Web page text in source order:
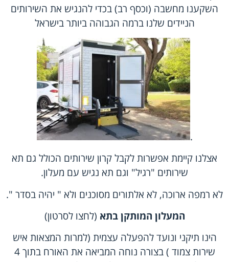
השקענו מחשבה (וכסף רב) בכדי להנגיש את השירותים
הניידים שלנו ברמה הגבוהה ביותר בישראל
.
אצלנו קיימת אפשרות לקבל קרון שירותים הכולל גם תא
שירותים "רגיל" וגם תא נגיש עם מעלון.
לא רמפה ארוכה, לא אלתורים מסוכנים ולא " יהיה בסדר ".
המעלון המותקן בתא (לחצו לסרטון)
הינו תיקני ונועד להפעלה עצמית (למרות המצאות איש
שירות צמוד ) בצורה נוחה המביאה את האורח בתוך 4